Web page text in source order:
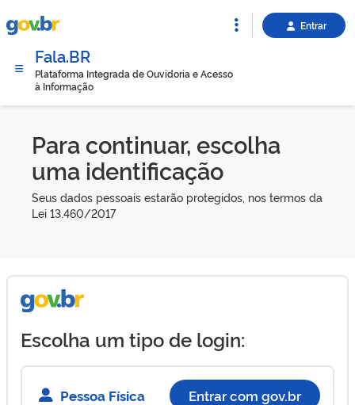
Entrar
Fala.BR
Plataforma Integrada de Ouvidoria e Acesso
à Informação
Para continuar, escolha
uma identificação
Seus dados pessoais estarão protegidos, nos termos da
Lei 13.460/2017
Escolha um tipo de login:
Pessoa Física Entrar com gov.br